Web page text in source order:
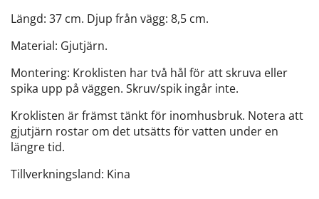
Längd: 37 cm. Djup från vägg: 8,5 cm.
Material: Gjutjärn.
Montering: Kroklisten har två hål för att skruva eller
spika upp på väggen. Skruv/spik ingår inte.
Kroklisten är främst tänkt för inomhusbruk. Notera att
gjutjärn rostar om det utsätts för vatten under en
längre tid.
Tillverkningsland: Kina